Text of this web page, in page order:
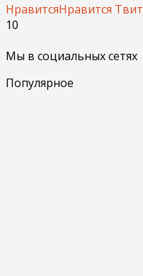
НравитсяНравится Твит
10
Мы в социальных сетях
Популярное